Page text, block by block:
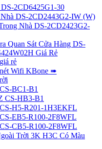
DS-2CD6425G1-30
Nhà DS-2CD2443G2-IW (W)
Nhà DS-2CD2423G2-
Quan Sát Cửa Hàng DS-
Giá Rẻ
rẻ
Wifi KBone ➠
BC1-B1
CS-HB3-B1
H5-R201-1H3EKFL
EB5-R100-2F8WFL
CB5-R100-2F8WFL
Trời 3K H3C Có Màu